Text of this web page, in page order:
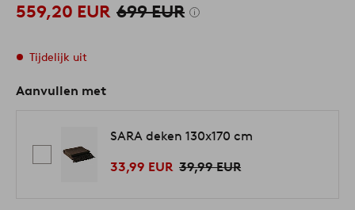
559,20 EUR 699 EUR
Tijdelijk uit
Aanvullen met
SARA deken 130x170 cm
33,99 EUR 39,99 EUR